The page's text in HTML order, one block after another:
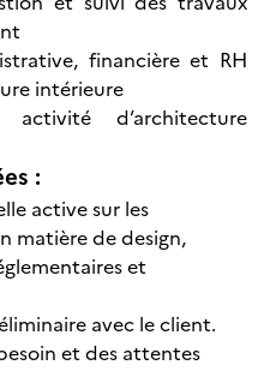
financière et RH
intérieure
activité d’architecture
:
active sur les
matière de design,
et
avec le client.
et des attentes